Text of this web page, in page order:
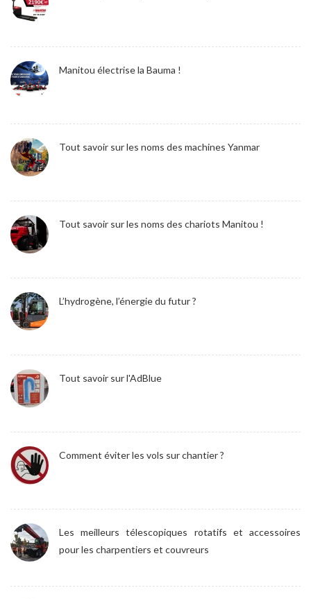
Manitou électrise la Bauma !
Tout savoir sur les noms des machines Yanmar
Tout savoir sur les noms des chariots Manitou !
L’hydrogène, l’énergie du futur ?
Tout savoir sur l'AdBlue
Comment éviter les vols sur chantier ?
Les meilleurs télescopiques rotatifs et accessoires
pour les charpentiers et couvreurs